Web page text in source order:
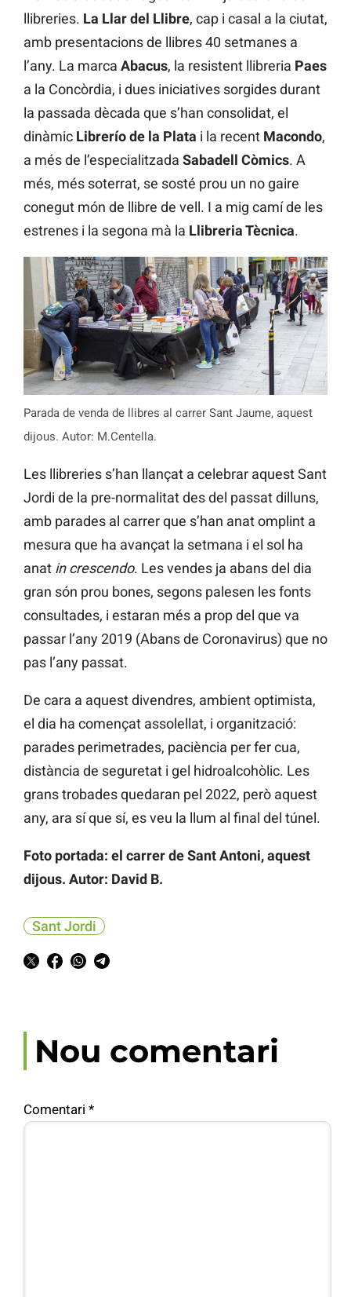
llibreries. La Llar del Llibre, cap i casal a la ciutat,
amb presentacions de llibres 40 setmanes a
l’any. La marca Abacus, la resistent llibreria Paes
a la Concòrdia, i dues iniciatives sorgides durant
la passada dècada que s’han consolidat, el
dinàmic Librerío de la Plata i la recent Macondo,
a més de l’especialitzada Sabadell Còmics. A
més, més soterrat, se sosté prou un no gaire
conegut món de llibre de vell. I a mig camí de les
estrenes i la segona mà la Llibreria Tècnica.
Parada de venda de llibres al carrer Sant Jaume, aquest
dijous. Autor: M.Centella.
Les llibreries s’han llançat a celebrar aquest Sant
Jordi de la pre-normalitat des del passat dilluns,
amb parades al carrer que s’han anat omplint a
mesura que ha avançat la setmana i el sol ha
anat in crescendo. Les vendes ja abans del dia
gran són prou bones, segons palesen les fonts
consultades, i estaran més a prop del que va
passar l’any 2019 (Abans de Coronavirus) que no
pas l’any passat.
De cara a aquest divendres, ambient optimista,
el dia ha començat assolellat, i organització:
parades perimetrades, paciència per fer cua,
distància de seguretat i gel hidroalcohòlic. Les
grans trobades quedaran pel 2022, però aquest
any, ara sí que sí, es veu la llum al final del túnel.
Foto portada: el carrer de Sant Antoni, aquest
dijous. Autor: David B.
Sant Jordi
Nou comentari
Comentari *